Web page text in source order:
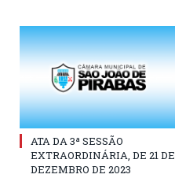
ATA DA 3ª SESSÃO
EXTRAORDINÁRIA, DE 21 DE
DEZEMBRO DE 2023